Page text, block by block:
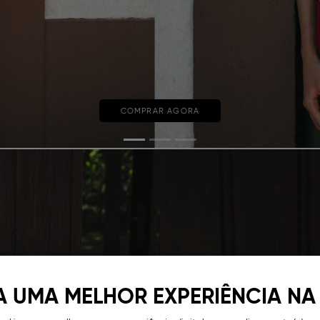
COMPRAR AGORA
UMA MELHOR EXPERIÊNCIA